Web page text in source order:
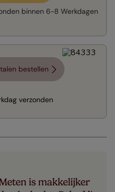
binnen 6-8 Werkdagen
bestellen
verzonden